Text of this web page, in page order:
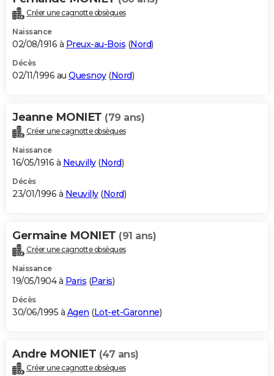
Créer une cagnotte obsèques
Naissance
02/08/1916 à Preux-au-Bois (Nord)
Décès
02/11/1996 au Quesnoy(Nord)
Jeanne MONIET (79 ans)
Créer une cagnotte obsèques
Naissance
16/05/1916 à Neuvilly(Nord)
Décès
23/01/1996 à Neuvilly(Nord)
Germaine MONIET (91 ans)
Créer une cagnotte obsèques
Naissance
19/05/1904 à Paris (Paris)
Décès
30/06/1995 à Agen (Lot-et-Garonne)
Andre MONIET (47 ans)
Créer une cagnotte obsèques